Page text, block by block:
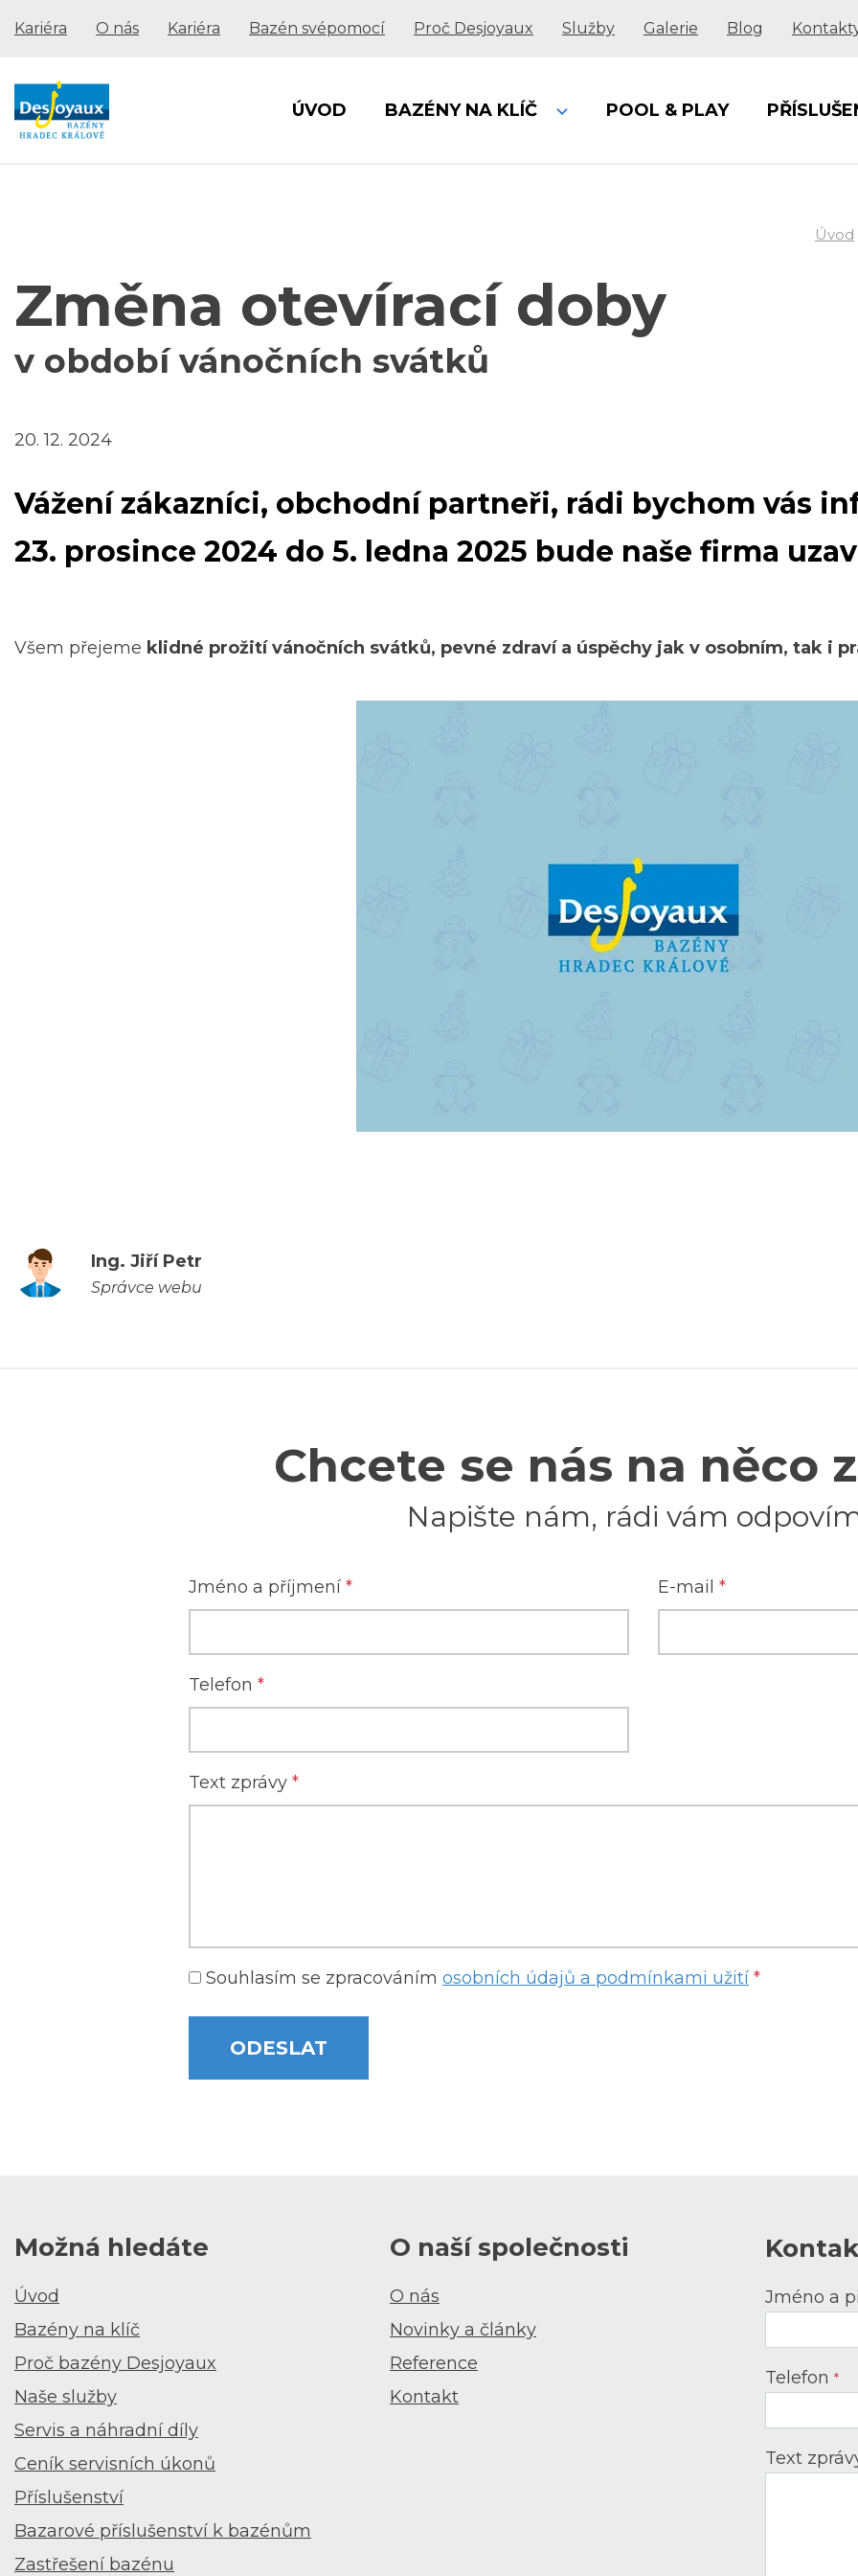
Kariéra O nás Kariéra Bazén svépomocí Proč Desjoyaux Služby Galerie Blog
ÚVOD BAZÉNY NA KLÍČ POOL & PLAY
Úvod
Změna otevírací doby
v období vánočních svátků
20. 12. 2024
Vážení zákazníci, obchodní partneři, rádi bychom vás
23. prosince 2024 do 5. ledna 2025 bude naše firma
Všem přejeme klidné prožití vánočních svátků, pevné zdraví a úspěchy jak v osobním, tak i
Ing. Jiří Petr
Správce webu
Chcete se nás na něco
Napište nám, rádi vám
Jméno a příjmení * E-mail *
Telefon *
Text zprávy *
Souhlasím se zpracováním osobních údajů a podmínkami užití *
ODESLAT
Možná hledáte
Úvod
Bazény na klíč
Proč bazény Desjoyaux
Naše služby
Servis a náhradní díly
Ceník servisních úkonů
Příslušenství
Bazarové příslušenství k bazénům
Zastřešení bazénu
O naší společnosti
O nás
Novinky a články
Reference
Kontakt
Jméno a
Telefon *
Text